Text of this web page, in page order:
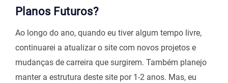
Planos Futuros?
Ao longo do ano, quando eu tiver algum tempo livre,
continuarei a atualizar o site com novos projetos e
mudanças de carreira que surgirem. Também planejo
manter a estrutura deste site por 1-2 anos. Mas, eu